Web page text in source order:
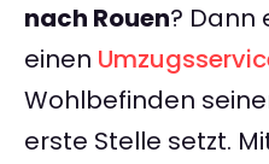
nach Rouen? Dann
einen
Wohlbefinden
erste Stelle setzt.